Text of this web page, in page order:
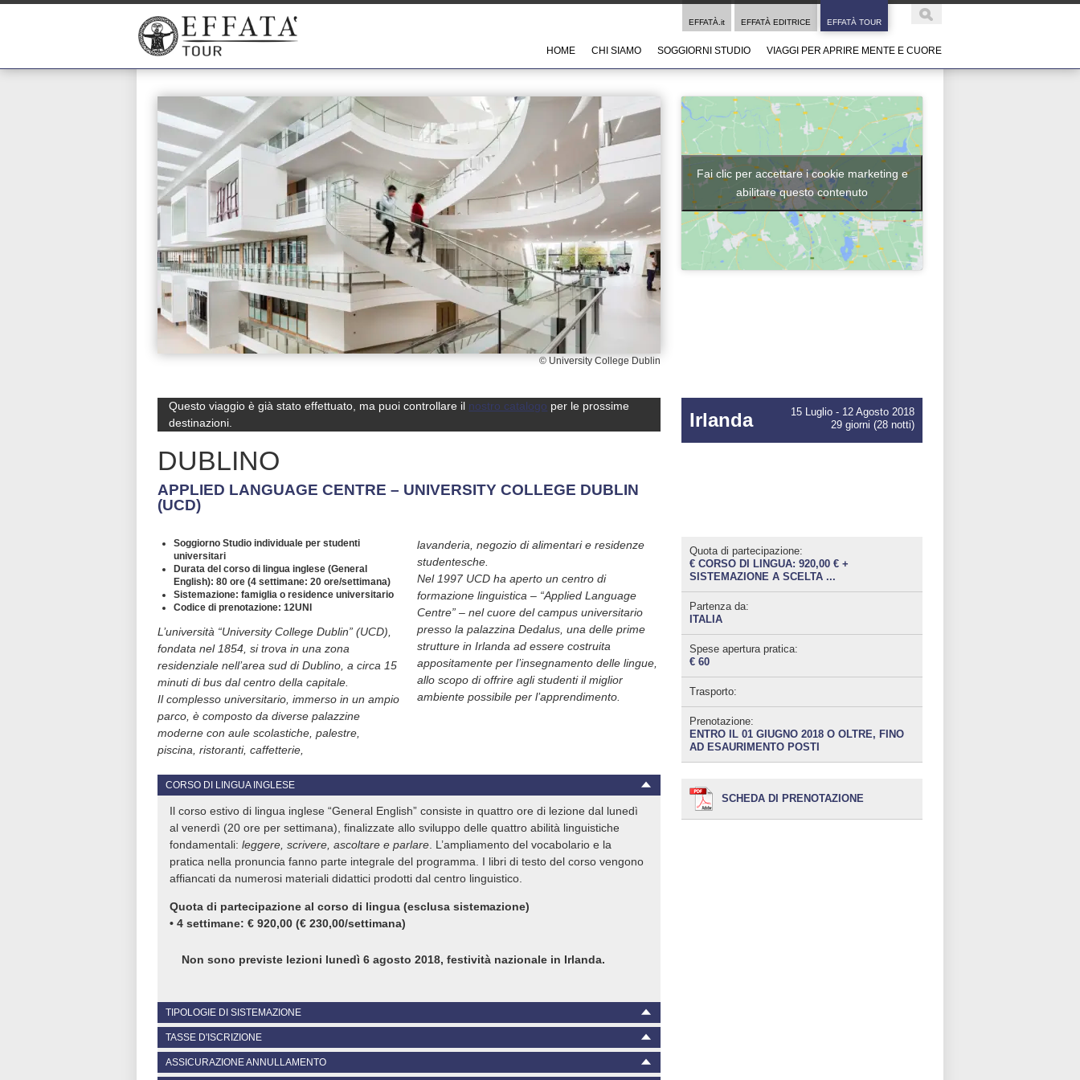
EFFATÀ.it EFFATÀ EDITRICE EFFATÀ TOUR
HOME CHI SIAMO SOGGIORNI STUDIO VIAGGI PER APRIRE MENTE E CUORE
© University College Dublin
Fai clic per accettare i cookie marketing e
abilitare questo contenuto
Questo viaggio è già stato effettuato, ma puoi controllare il nostro catalogo per le prossime
destinazioni.
DUBLINO
APPLIED LANGUAGE CENTRE – UNIVERSITY COLLEGE DUBLIN
(UCD)
Irlanda
15 Luglio - 12 Agosto 2018
29 giorni (28 notti)
Soggiorno Studio individuale per studenti
universitari
Durata del corso di lingua inglese (General
English): 80 ore (4 settimane: 20 ore/settimana)
Sistemazione: famiglia o residence universitario
Codice di prenotazione: 12UNI
L’università “University College Dublin” (UCD),
fondata nel 1854, si trova in una zona
residenziale nell’area sud di Dublino, a circa 15
minuti di bus dal centro della capitale.
Il complesso universitario, immerso in un ampio
parco, è composto da diverse palazzine
moderne con aule scolastiche, palestre,
piscina, ristoranti, caffetterie,
lavanderia, negozio di alimentari e residenze
studentesche.
Nel 1997 UCD ha aperto un centro di
formazione linguistica – “Applied Language
Centre” – nel cuore del campus universitario
presso la palazzina Dedalus, una delle prime
strutture in Irlanda ad essere costruita
appositamente per l’insegnamento delle lingue,
allo scopo di offrire agli studenti il miglior
ambiente possibile per l’apprendimento.
CORSO DI LINGUA INGLESE
Il corso estivo di lingua inglese “General English” consiste in quattro ore di lezione dal lunedì
al venerdì (20 ore per settimana), finalizzate allo sviluppo delle quattro abilità linguistiche
fondamentali: leggere, scrivere, ascoltare e parlare . L’ampliamento del vocabolario e la
pratica nella pronuncia fanno parte integrale del programma. I libri di testo del corso vengono
affiancati da numerosi materiali didattici prodotti dal centro linguistico.
Quota di partecipazione al corso di lingua (esclusa sistemazione)
• 4 settimane: € 920,00 (€ 230,00/settimana)
Non sono previste lezioni lunedì 6 agosto 2018, festività nazionale in Irlanda.
TIPOLOGIE DI SISTEMAZIONE
Famiglia ospitante
Sistemazione in famiglia in camera singola con trattamento di mezza pensione (colazione,
cena) dal lunedì al venerdì e pensione completa (colazione, pranzo, cena) dal sabato alla
TASSE D'ISCRIZIONE
•Tassa d’iscrizione alla Scuola di lingua UCD: € 60,00
ASSICURAZIONE ANNULLAMENTO
Quota di partecipazione:
€ CORSO DI LINGUA: 920,00 € +
SISTEMAZIONE A SCELTA ...
Partenza da:
ITALIA
Spese apertura pratica:
€ 60
Trasporto:
Prenotazione:
ENTRO IL 01 GIUGNO 2018 O OLTRE, FINO
AD ESAURIMENTO POSTI
SCHEDA DI PRENOTAZIONE